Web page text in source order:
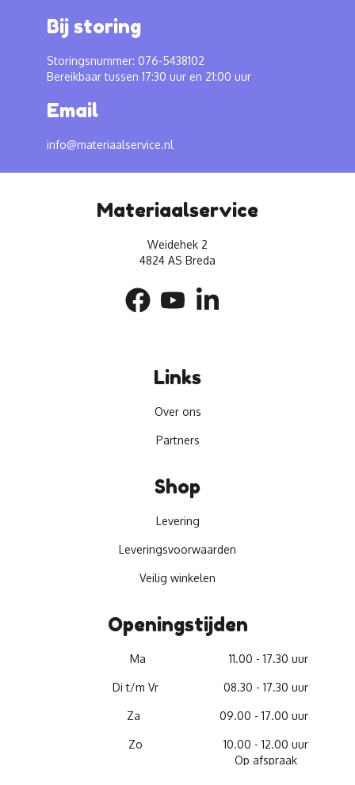
Bij storing
Storingsnummer: 076-5438102
Bereikbaar tussen 17:30 uur en 21:00 uur
Email
info@materiaalservice.nl
Materiaalservice
Weidehek 2
4824 AS Breda
Links
Over ons
Partners
Shop
Levering
Leveringsvoorwaarden
Veilig winkelen
Openingstijden
Ma 11.00 - 17.30 uur
Di t/m Vr 08.30 - 17.30 uur
Za 09.00 - 17.00 uur
Zo
10.00 - 12.00 uur
Op afspraak